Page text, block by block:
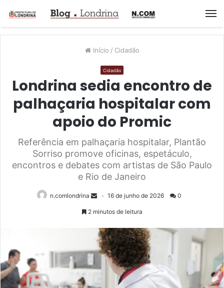
Início / Cidadão
Cidadão
Londrina sedia encontro de
palhaçaria hospitalar com
apoio do Promic
Referência em palhaçaria hospitalar, Plantão
Sorriso promove oficinas, espetáculo,
encontros e debates com artistas de São Paulo
e Rio de Janeiro
n.comlondrina 16 de junho de 2026 0
2 minutos de leitura